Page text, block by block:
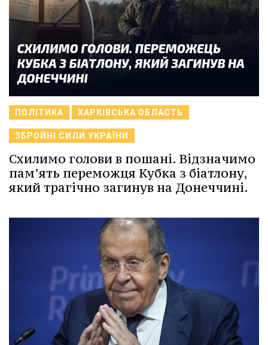
ПОЛІТИКА ХАРКІВСЬКА ОБЛАСТЬ
ЗБРОЙНІ СИЛИ УКРАЇНИ
Схилимо голови в пошані. Відзначимо
пам’ять переможця Кубка з біатлону,
який трагічно загинув на Донеччині.